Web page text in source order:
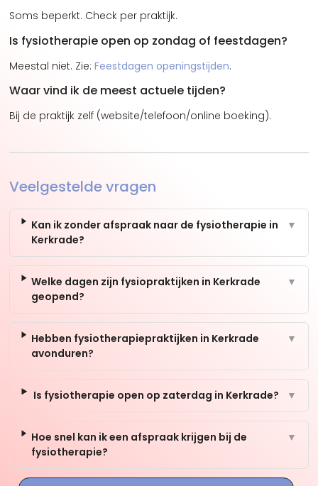
Soms beperkt. Check per praktijk.
Is fysiotherapie open op zondag of feestdagen?
Meestal niet. Zie:Feestdagen openingstijden.
Waar vind ik de meest actuele tijden?
Bij de praktijk zelf (website/telefoon/online boeking).
Veelgestelde vragen
Kan ik zonder afspraak naar de fysiotherapie in
Kerkrade?
▼
Welke dagen zijn fysiopraktijken in Kerkrade
geopend?
▼
Hebben fysiotherapiepraktijken in Kerkrade
avonduren?
▼
Is fysiotherapie open op zaterdag in Kerkrade? ▼
Hoe snel kan ik een afspraak krijgen bij de
fysiotherapie?
▼